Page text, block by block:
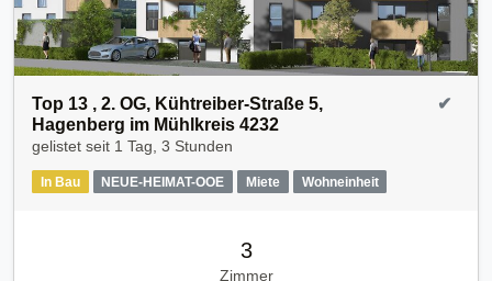
Top 13 , 2. OG, Kühtreiber-Straße 5,
Hagenberg im Mühlkreis 4232
gelistet seit 1 Tag, 3 Stunden
In Bau NEUE-HEIMAT-OOE Miete Wohneinheit
✔
3
Zimmer